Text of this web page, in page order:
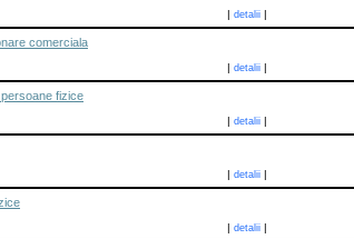
| detalii |
comerciala
| detalii |
fizice
| detalii |
| detalii |
| detalii |